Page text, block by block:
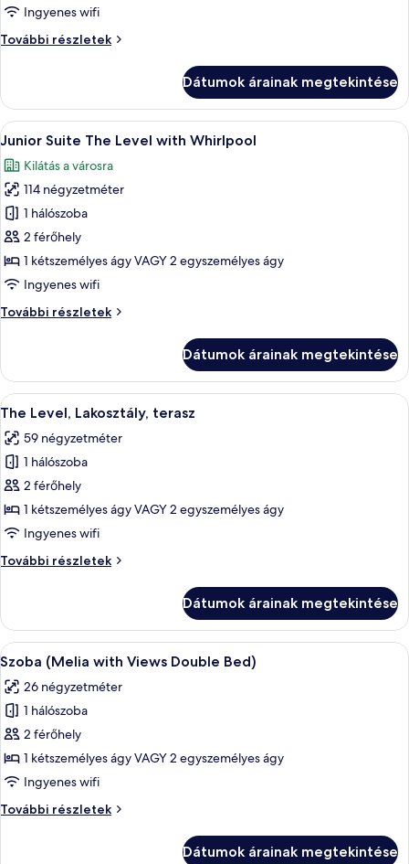
Level,
Prémium
szoba
Ingyenes wifi
További részletek
The
további
részletei
Dátumok árainak megtekintése
A
következő
szoba
összes
képének
megtekintése:
Junior
Suite
Level
Egy modern hálószoba, amelyben
6
Junior Suite The Level with Whirlpool
Kilátás a városra
114 négyzetméter
1 hálószoba
2 férőhely
1 kétszemélyes ágy VAGY 2 egyszemélyes ágy
Ingyenes wifi
További részletek
Junior
with
Whirlpool
további
Dátumok árainak megtekintése
A
következő
szoba
összes
képének
megtekintése:
The
Lakosztály,
Egy modern szállodaszoba,
12
The Level, Lakosztály, terasz
59 négyzetméter
1 hálószoba
2 férőhely
1 kétszemélyes ágy VAGY 2 egyszemélyes ágy
Ingyenes wifi
További részletek
The
további
részletei
Dátumok árainak megtekintése
A
következő
szoba
összes
képének
megtekintése:
Szoba
with
Környezetbarát piperecikkek,
3
Szoba (Melia with Views Double Bed)
26 négyzetméter
1 hálószoba
2 férőhely
1 kétszemélyes ágy VAGY 2 egyszemélyes ágy
Ingyenes wifi
További részletek
Szoba
Dátumok árainak megtekintése